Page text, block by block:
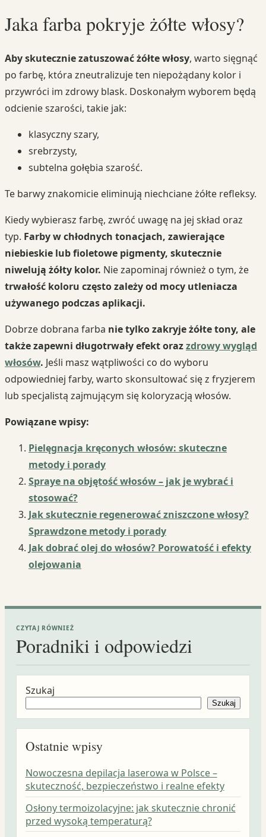
Jaka farba pokryje żółte włosy?
Aby skutecznie zatuszować żółte włosy, warto sięgnąć
po farbę, która zneutralizuje ten niepożądany kolor i
przywróci im zdrowy blask. Doskonałym wyborem będą
odcienie szarości, takie jak:
klasyczny szary,
srebrzysty,
subtelna gołębia szarość.
Te barwy znakomicie eliminują niechciane żółte refleksy.
Kiedy wybierasz farbę, zwróć uwagę na jej skład oraz
typ. Farby w chłodnych tonacjach, zawierające
niebieskie lub fioletowe pigmenty, skutecznie
niwelują żółty kolor. Nie zapominaj również o tym, że
trwałość koloru często zależy od mocy utleniacza
używanego podczas aplikacji.
Dobrze dobrana farba nie tylko zakryje żółte tony, ale
także zapewni długotrwały efekt orazzdrowy wygląd
włosów. Jeśli masz wątpliwości co do wyboru
odpowiedniej farby, warto skonsultować się z fryzjerem
lub specjalistą zajmującym się koloryzacją włosów.
Powiązane wpisy:
Pielęgnacja kręconych włosów: skuteczne
metody i porady
Spraye na objętość włosów – jak je wybrać i
stosować?
Jak skutecznie regenerować zniszczone włosy?
Sprawdzone metody i porady
Jak dobrać olej do włosów? Porowatość i efekty
olejowania
CZYTAJ RÓWNIEŻ
Poradniki i odpowiedzi
Szukaj
Szukaj
Ostatnie wpisy
Nowoczesna depilacja laserowa w Polsce –
skuteczność, bezpieczeństwo i realne efekty
Osłony termoizolacyjne: jak skutecznie chronić
przed wysoką temperaturą?